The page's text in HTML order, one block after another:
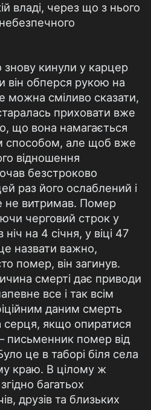
владі, через що з нього
знову кинули у карцер
він обперся рукою на
можна сміливо сказати,
приховати вже
що вона намагається
способом, але щоб вже
відношення
безстроково
раз його ослаблений і
не витримав. Помер
черговий строк у
ніч на 4 січня, у віці 47
назвати важно,
помер, він загинув.
смерті дає приводи
все і так всім
даним смерть
серця, якщо опиратися
письменник помер від
це в таборі біля села
краю. В цілому ж
багатьох
друзів та близьких